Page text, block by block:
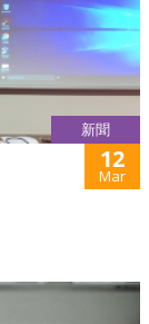
新聞
12
Mar